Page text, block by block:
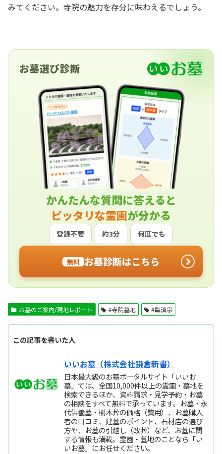
みてください。寺院の魅力を存分に味わえるでしょう。
お墓選び診断
かんたんな質問に答えると
ピッタリな霊園が分かる
登録不要 約3分 何度でも
無料 お墓診断はこちら
お墓のご案内/現地レポート #寺院墓地 #臨済宗
この記事を書いた人
いいお墓（株式会社鎌倉新書）
日本最大級のお墓ポータルサイト「いいお
墓」では、全国10,000件以上の霊園・墓地を
検索できるほか、資料請求・見学予約・お墓
の相談をすべて無料で承っています。お墓・永
代供養墓・樹木葬の価格（費用）、お墓購入
者の口コミ、建墓のポイント、石材店の選び
方や、お墓の引越し（改葬）など、お墓に関
する情報も満載。霊園・墓地のことなら「い
いお墓」にお任せください。